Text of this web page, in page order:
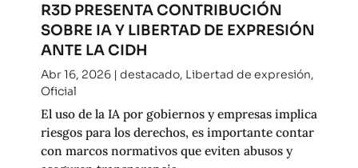
R3D PRESENTA CONTRIBUCIÓN
SOBRE IA Y LIBERTAD DE EXPRESIÓN
ANTE LA CIDH
Abr 16, 2026| destacado, Libertad de expresión,
Oficial
El uso de la IA por gobiernos y empresas implica
riesgos para los derechos, es importante contar
con marcos normativos que eviten abusos y